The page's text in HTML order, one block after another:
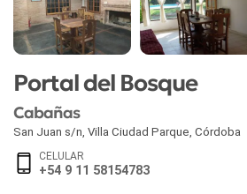
Portal del Bosque
Cabañas
San Juan s/n Villa Ciudad Parque Córdoba
CELULAR
+54 9 11 58154783